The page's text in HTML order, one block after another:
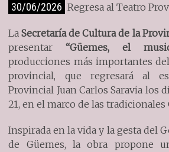
30/06/2026 Regresa al Teatro
LaSecretaría de Cultura de la
presentar“Güemes, el
producciones más importantes
provincial, que regresará al
Provincial Juan Carlos Saravia los
21, en el marco de las tradicionales
Inspirada en la vida y la gesta del
de Güemes, la obra propone